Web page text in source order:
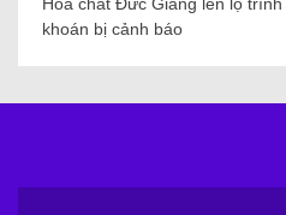
khoán bị cảnh báo